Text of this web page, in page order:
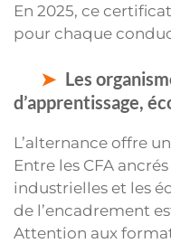
En 2025, ce
pour chaque
Les
d’apprentissage,
L’alternance offre
Entre les CFA
industrielles et les
de l’encadrement
Attention aux